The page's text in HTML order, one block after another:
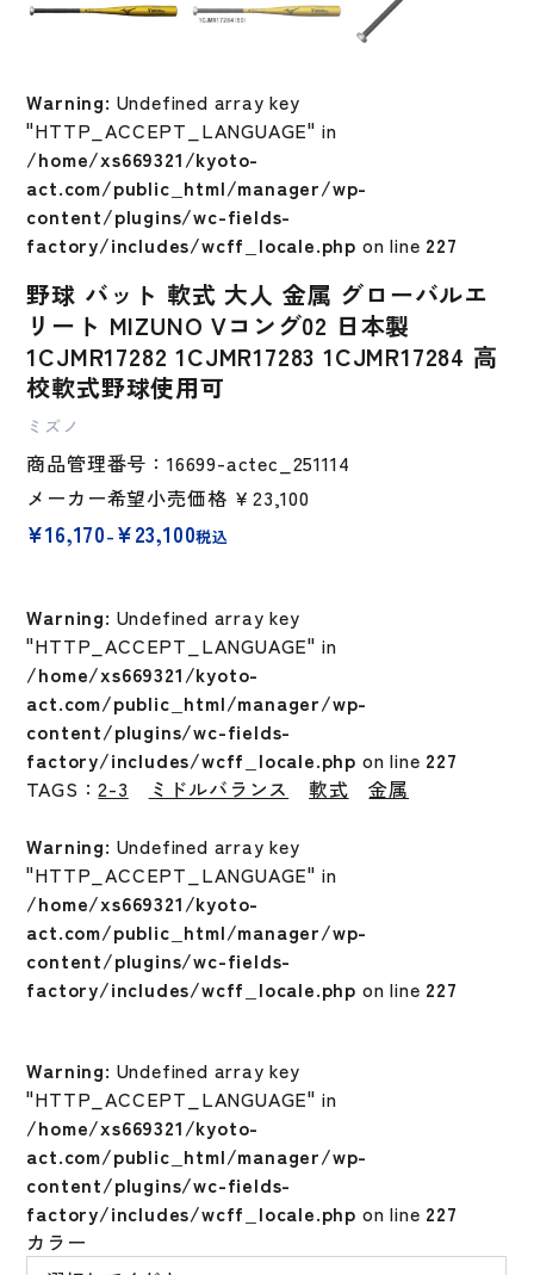
Warning: Undefined array key
"HTTP_ACCEPT_LANGUAGE" in
/home/xs669321/kyoto-
act.com/public_html/manager/wp-
content/plugins/wc-fields-
factory/includes/wcff_locale.php on line 227
野球 バット 軟式 大人 金属 グローバルエ
リート MIZUNO Vコング02 日本製
1CJMR17282 1CJMR17283 1CJMR17284 高
校軟式野球使用可
ミズノ
商品管理番号：16699-actec_251114
メーカー希望小売価格 ￥23,100
¥16,170– ¥23,100
価
格
–
¥23,100
税込
Warning: Undefined array key
"HTTP_ACCEPT_LANGUAGE" in
/home/xs669321/kyoto-
act.com/public_html/manager/wp-
content/plugins/wc-fields-
factory/includes/wcff_locale.php on line 227
TAGS：2-3 ミドルバランス 軟式
金属
Warning: Undefined array key
"HTTP_ACCEPT_LANGUAGE" in
/home/xs669321/kyoto-
act.com/public_html/manager/wp-
content/plugins/wc-fields-
factory/includes/wcff_locale.php on line 227
Warning: Undefined array key
"HTTP_ACCEPT_LANGUAGE" in
/home/xs669321/kyoto-
act.com/public_html/manager/wp-
content/plugins/wc-fields-
factory/includes/wcff_locale.php on line 227
カラー